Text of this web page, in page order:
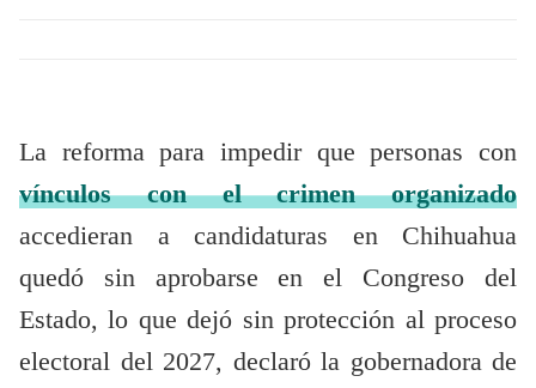
La reforma para impedir que personas con
vínculos con el crimen organizado
accedieran a candidaturas en Chihuahua
quedó sin aprobarse en el Congreso del
Estado, lo que dejó sin protección al proceso
electoral del 2027, declaró la gobernadora de